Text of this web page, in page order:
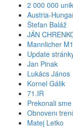
2 000 000
Austria-
Štefan Baláž
JÁN
Mannlicher
Update
Jan Pinak
Lukács János
Kornel Gálik
71.IR
Prekonali
Obnovenı
Matej Letko